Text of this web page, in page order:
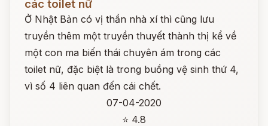
các toilet nữ
Ở Nhật Bản có vị thần nhà xí thì cũng lưu
truyền thêm một truyền thuyết thành thị kể về
một con ma biến thái chuyên ám trong các
toilet nữ, đặc biệt là trong buồng vệ sinh thứ 4,
vì số 4 liên quan đến cái chết.
07-04-2020
⭐ 4.8